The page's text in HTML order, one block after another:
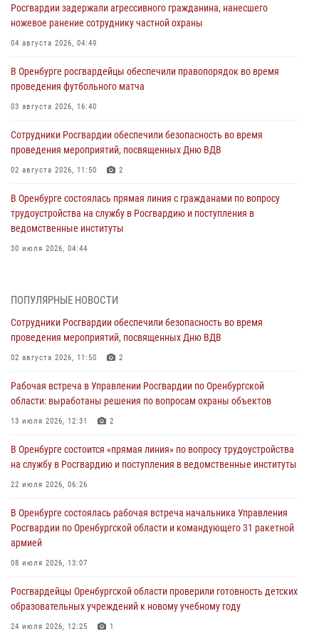
Росгвардии задержали агрессивного гражданина, нанесшего
ножевое ранение сотруднику частной охраны
04 августа 2026, 04:49
В Оренбурге росгвардейцы обеспечили правопорядок во время
проведения футбольного матча
03 августа 2026, 16:40
Сотрудники Росгвардии обеспечили безопасность во время
проведения мероприятий, посвященных Дню ВДВ
02 августа 2026, 11:50 2
В Оренбурге состоялась прямая линия с гражданами по вопросу
трудоустройства на службу в Росгвардию и поступления в
ведомственные институты
30 июля 2026, 04:44
28 июля 2026, 09:41 1
Росгвардейцы обеспечили правопорядок на праздновании Дня
ВМФ в Оренбурге
27 июля 2026, 14:36 2
Росгвардейцы предотвратили трагедию: спасен мужчина в тяжелой
жизненной ситуации (ВИДЕО)
26 июля 2026, 14:45 1
Росгвардейцы Оренбургской области проверили готовность детских
образовательных учреждений к новому учебному году
24 июля 2026, 12:25
При силовой поддержке ОМОН «Кобра» Росгвардии в Оренбурге
проведён рейд по строительным объектам
23 июля 2026, 10:47
ПОПУЛЯРНЫЕ НОВОСТИ
Сотрудники Росгвардии обеспечили безопасность во время
проведения мероприятий, посвященных Дню ВДВ
02 августа 2026, 11:50 2
Рабочая встреча в Управлении Росгвардии по Оренбургской
области: выработаны решения по вопросам охраны объектов
13 июля 2026, 12:31 2
В Оренбурге состоится «прямая линия» по вопросу трудоустройства
на службу в Росгвардию и поступления в ведомственные институты
22 июля 2026, 06:26
В Оренбурге состоялась рабочая встреча начальника Управления
Росгвардии по Оренбургской области и командующего 31 ракетной
армией
08 июля 2026, 13:07
Росгвардейцы Оренбургской области проверили готовность детских
образовательных учреждений к новому учебному году
24 июля 2026, 12:25 1